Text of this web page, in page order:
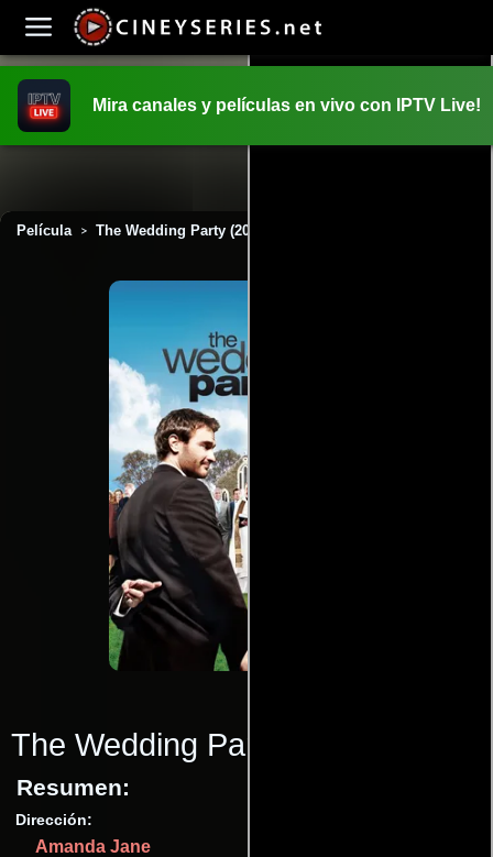
Mira canales y películas en vivo con IPTV Live!
Película > The Wedding Party (2010)
The Wedding Party
Resumen:
Dirección:
Amanda Jane